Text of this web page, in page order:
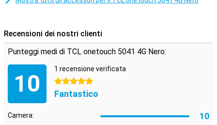
Recensioni dei nostri clienti
Punteggi medi di TCL onetouch 5041 4G Nero:
10
1 recensione verificata
5 stelle
Fantastico
Camera: 10